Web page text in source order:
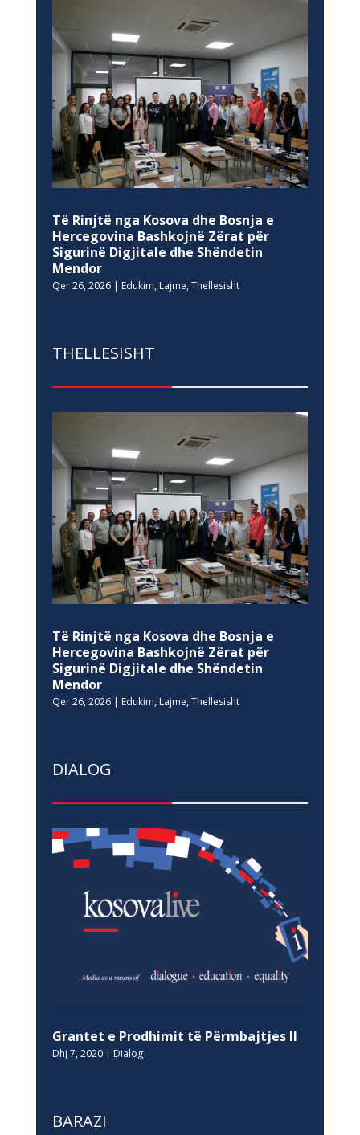
Të Rinjtë nga Kosova dhe Bosnja e
Hercegovina Bashkojnë Zërat për
Sigurinë Digjitale dhe Shëndetin
Mendor
Qer 26, 2026| Edukim, Lajme, Thellesisht
THELLESISHT
Të Rinjtë nga Kosova dhe Bosnja e
Hercegovina Bashkojnë Zërat për
Sigurinë Digjitale dhe Shëndetin
Mendor
Qer 26, 2026| Edukim, Lajme, Thellesisht
DIALOG
Grantet e Prodhimit të Përmbajtjes II
Dhj 7, 2020| Dialog
BARAZI